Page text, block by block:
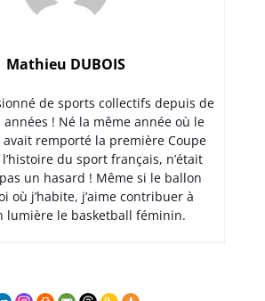
Mathieu DUBOIS
de sports collectifs depuis de
! Né la même année où le
avait remporté la première Coupe
l’histoire du sport français, n’était
un hasard ! Même si le ballon
où j’habite, j’aime contribuer à
lumière le basketball féminin.